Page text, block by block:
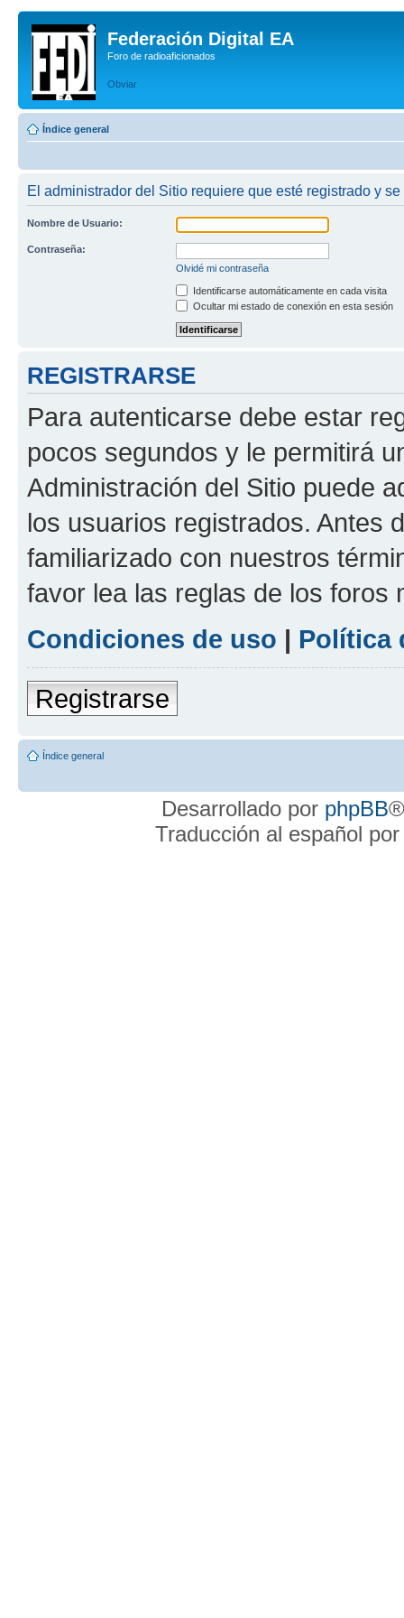
Federación Digital EA
Foro de radioaficionados
Obviar
Índice general
El administrador del Sitio requiere que esté registrado y
Nombre de Usuario:
Contraseña:
Olvidé mi contraseña
Identificarse automáticamente en cada visita
Ocultar mi estado de conexión en esta sesión
REGISTRARSE
Para autenticarse debe estar
pocos segundos y le permitirá
Administración del Sitio puede
los usuarios registrados. Antes
familiarizado con nuestros
favor lea las reglas de los foros
Condiciones de uso | Política
Registrarse
Índice general
Desarrollado por phpBB
Traducción al español